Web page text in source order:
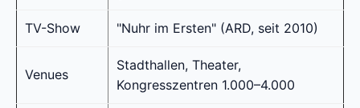
TV-Show "Nuhr im Ersten" (ARD, seit 2010)
Venues
Stadthallen, Theater,
Kongresszentren 1.000–4.000